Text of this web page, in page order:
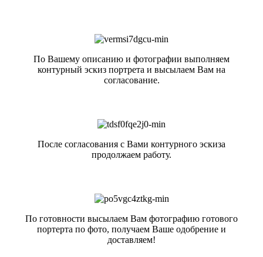
По Вашему описанию и фотографии выполняем
контурный эскиз портрета и высылаем Вам на
согласование.
После согласования с Вами контурного эскиза
продолжаем работу.
По готовности высылаем Вам фотографию готового
портерта по фото, получаем Ваше одобрение и
доставляем!